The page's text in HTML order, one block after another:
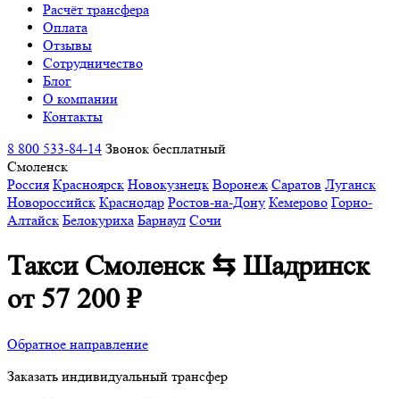
Расчёт трансфера
Оплата
Отзывы
Сотрудничество
Блог
О компании
Контакты
8 800 533-84-14 Звонок бесплатный
Смоленск
Россия Красноярск Новокузнецк Воронеж Саратов Луганск
Новороссийск Краснодар Ростов-на-Дону Кемерово Горно-
Алтайск Белокуриха Барнаул Сочи
Такси Смоленск ⇆ Шадринск
от 57 200 ₽
Обратное направление
Заказать индивидуальный трансфер